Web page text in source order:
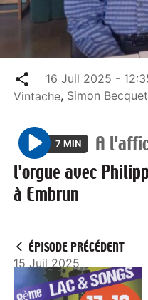
Partager
16 Juil 2025 -
Vintache, Simon Becquet
P
l
a
7 MIN A
l'orgue avec
à Embrun
ÉPISODE PRÉCÉDENT
15 Juil 2025